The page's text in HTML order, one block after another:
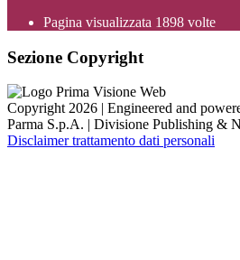
Pagina visualizzata 1898 volte
Sezione Copyright
Copyright 2026 | Engineered and
Parma S.p.A. | Divisione Publishing &
Disclaimer trattamento dati personali